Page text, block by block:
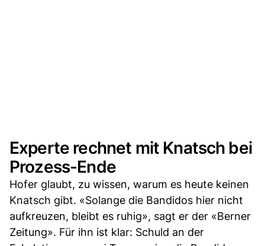
Experte rechnet mit Knatsch bei
Prozess-Ende
Hofer glaubt, zu wissen, warum es heute keinen
Knatsch gibt. «Solange die Bandidos hier nicht
aufkreuzen, bleibt es ruhig», sagt er der «Berner
Zeitung». Für ihn ist klar: Schuld an der